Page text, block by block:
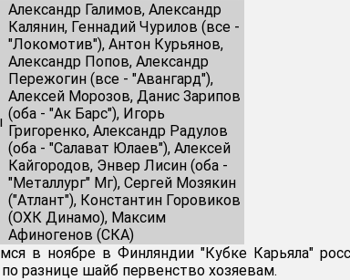
Александр Галимов, Александр
Калянин, Геннадий Чурилов (все -
"Локомотив"), Антон Курьянов,
Александр Попов, Александр
Пережогин (все - "Авангард"),
Алексей Морозов, Данис Зарипов
(оба - "Ак Барс"), Игорь
Григоренко, Александр Радулов
(оба - "Салават Юлаев"), Алексей
Кайгородов, Энвер Лисин (оба -
"Металлург" Мг), Сергей Мозякин
("Атлант"), Константин Горовиков
(ОХК Динамо), Максим
Афиногенов (СКА)
в ноябре в Финляндии "Кубке Карьяла"
разнице шайб первенство хозяевам.